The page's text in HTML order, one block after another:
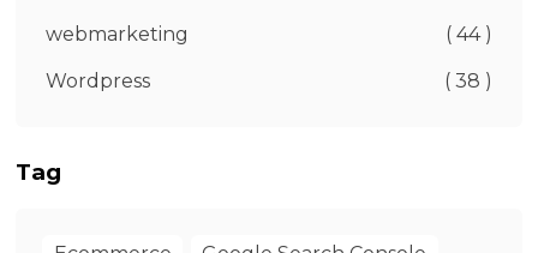
webmarketing ( 44 )
Wordpress ( 38 )
Tag